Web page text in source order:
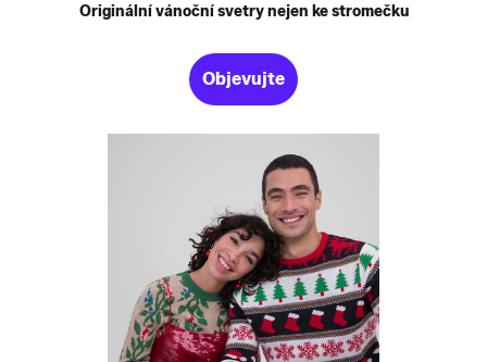
Originální vánoční svetry nejen ke stromečku
Objevujte